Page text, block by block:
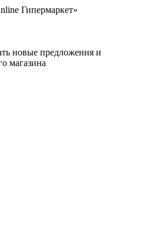
Гипермаркет»
новые предложения и
магазина